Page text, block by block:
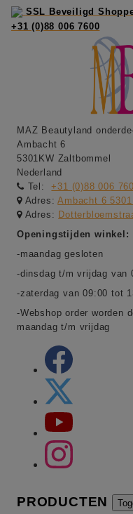
SSL Beveiligd
+31 (0)88 006 7600
MAZ Beautyland
Ambacht 6
5301KW Zaltbommel
Nederland
Tel:
+31 (0)88 006
Adres:Ambacht 6
Adres:
Openingstijden winkel:
-maandag gesloten
-dinsdag t/m vrijdag van
-zaterdag van 09:00 tot
-Webshop order worden
maandag t/m vrijdag
PRODUCTEN